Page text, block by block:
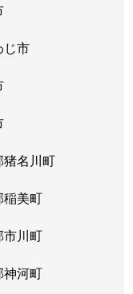
(阪急)
(阪急)
(阪急)
じ市
猪名川町
稲美町
市川町
神河町